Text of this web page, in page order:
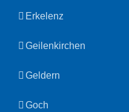
Erkelenz
Geilenkirchen
Geldern
Goch